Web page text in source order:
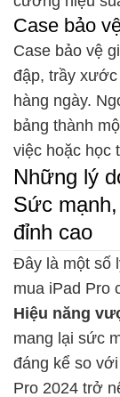
Case bảo
Case bảo vệ
đập, trầy
hàng ngày.
bảng thành
việc hoặc học
Những lý
Sức
đỉnh cao
Đây là một số
mua iPad Pro
Hiệu năng
mang lại sức
đáng kể so
Pro 2024 trở